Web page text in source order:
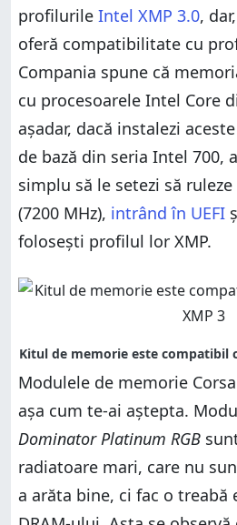
profilurile Intel XMP 3.0,
oferă compatibilitate cu
Compania spune că
cu procesoarele Intel Core
așadar, dacă instalezi
de bază din seria Intel 700,
simplu să le setezi să
(7200 MHz), intrând în UEFI
folosești profilul lor XMP.
Modulele de memorie
așa cum te-ai aștepta.
Dominator Platinum RGB
radiatoare mari, care nu
a arăta bine, ci fac o treabă